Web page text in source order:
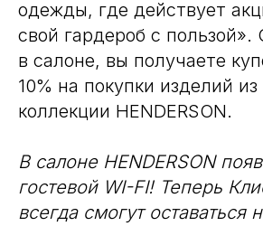
одежды, где действует
свой гардероб с
в салоне, вы получаете
10% на покупки изделий из
коллекции HENDERSON.
В салоне HENDERSON
гостевой WI-FI! Теперь
всегда смогут оставаться